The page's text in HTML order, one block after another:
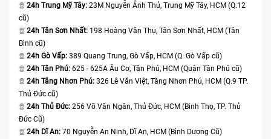
24h Trung Mỹ Tây: 23M Nguyễn Ảnh Thủ, Trung Mỹ Tây, HCM (Q.12
cũ)
24h Tân Sơn Nhất: 198 Hoàng Văn Thụ, Tân Sơn Nhất, HCM (Tân
Bình cũ)
24h Gò Vấp: 389 Quang Trung, Gò Vấp, HCM (Q. Gò Vấp cũ)
24h Tân Phú: 625 - 625A Âu Cơ, Tân Phú, HCM (Quận Tân Phú cũ)
24h Tăng Nhơn Phú: 326 Lê Văn Việt, Tăng Nhơn Phú, HCM (Q.9 TP.
Thủ Đức cũ)
24h Thủ Đức: 256 Võ Văn Ngân, Thủ Đức, HCM (Bình Thọ, TP. Thủ
Đức Cũ)
24h Dĩ An: 70 Nguyễn An Ninh, Dĩ An, HCM (Bình Dương Cũ)